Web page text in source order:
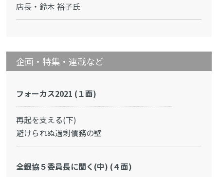
店長・鈴木 裕子氏
企画・特集・連載など
フォーカス2021 (１面)
再起を支える(下)
避けられぬ過剰債務の壁
全銀協５委員長に聞く(中) (４面)